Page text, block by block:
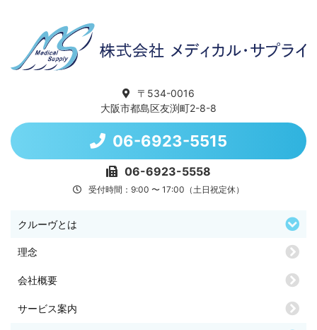
〒534-0016
大阪市都島区友渕町2-8-8
06-6923-5515
06-6923-5558
受付時間：9:00 〜 17:00（土日祝定休）
クルーヴとは
理念
会社概要
サービス案内